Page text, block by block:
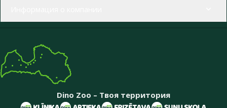
Dino Zoo – Твоя территория